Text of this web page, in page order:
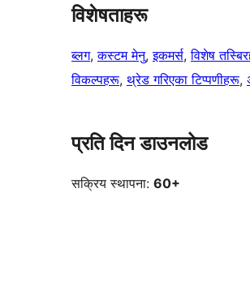
विशेषताहरू
ब्लग, कस्टम मेनु, इकमर्स, विशेष
विकल्पहरू, थ्रेड गरिएका टिप्पणीहरू,
प्रति दिन डाउनलोड
सक्रिय स्थापना: 60+